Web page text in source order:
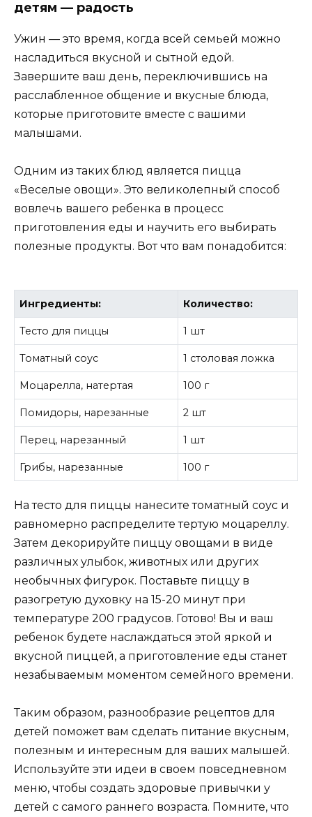
детям — радость
Ужин — это время, когда всей семьей можно
насладиться вкусной и сытной едой.
Завершите ваш день, переключившись на
расслабленное общение и вкусные блюда,
которые приготовите вместе с вашими
малышами.
Одним из таких блюд является пицца
«Веселые овощи». Это великолепный способ
вовлечь вашего ребенка в процесс
приготовления еды и научить его выбирать
полезные продукты. Вот что вам понадобится:
Ингредиенты: Количество:
Тесто для пиццы 1 шт
Томатный соус 1 столовая ложка
Моцарелла, натертая 100 г
Помидоры, нарезанные 2 шт
Перец, нарезанный 1 шт
Грибы, нарезанные 100 г
На тесто для пиццы нанесите томатный соус и
равномерно распределите тертую моцареллу.
Затем декорируйте пиццу овощами в виде
различных улыбок, животных или других
необычных фигурок. Поставьте пиццу в
разогретую духовку на 15-20 минут при
температуре 200 градусов. Готово! Вы и ваш
ребенок будете наслаждаться этой яркой и
вкусной пиццей, а приготовление еды станет
незабываемым моментом семейного времени.
Таким образом, разнообразие рецептов для
детей поможет вам сделать питание вкусным,
полезным и интересным для ваших малышей.
Используйте эти идеи в своем повседневном
меню, чтобы создать здоровые привычки у
детей с самого раннего возраста. Помните, что